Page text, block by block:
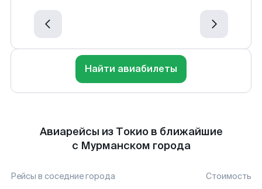
Найти авиабилеты
Авиарейсы из Токио в ближайшие
с Мурманском города
Рейсы в соседние города Стоимость